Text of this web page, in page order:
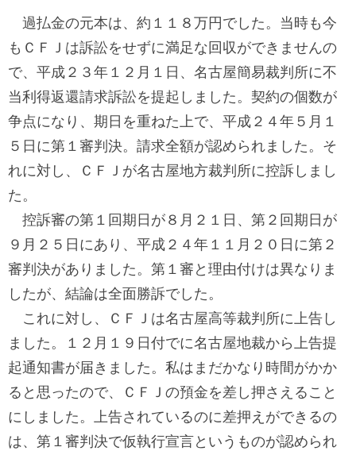
過払金の元本は、約１１８万円でした。当時も今
もＣＦＪは訴訟をせずに満足な回収ができませんの
で、平成２３年１２月１日、名古屋簡易裁判所に不
当利得返還請求訴訟を提起しました。契約の個数が
争点になり、期日を重ねた上で、平成２４年５月１
５日に第１審判決。請求全額が認められました。そ
れに対し、ＣＦＪが名古屋地方裁判所に控訴しまし
た。
控訴審の第１回期日が８月２１日、第２回期日が
９月２５日にあり、平成２４年１１月２０日に第２
審判決がありました。第１審と理由付けは異なりま
したが、結論は全面勝訴でした。
これに対し、ＣＦＪは名古屋高等裁判所に上告し
ました。１２月１９日付でに名古屋地裁から上告提
起通知書が届きました。私はまだかなり時間がかか
ると思ったので、ＣＦＪの預金を差し押さえること
にしました。上告されているのに差押えができるの
は、第１審判決で仮執行宣言というものが認められ